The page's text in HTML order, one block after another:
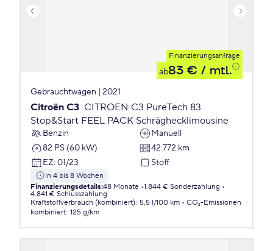
Finanzierungsanfrage
ab83 € / mtl.
Gebrauchtwagen | 2021
Citroën C3 CITROEN C3 PureTech 83
Stop&Start FEEL PACK Schräghecklimousine
Benzin
Manuell
82 PS (60 kW)
42.772 km
EZ: 01/23 Stoff
in 4 bis 8 Wochen
Finanzierungsdetails:48 Monate 1.844 € Sonderzahlung
4.841 € Schlusszahlung
Kraftstoffverbrauch (kombiniert): 5,5 l/100 km
CO₂-Emissionen
kombiniert: 125 g/km